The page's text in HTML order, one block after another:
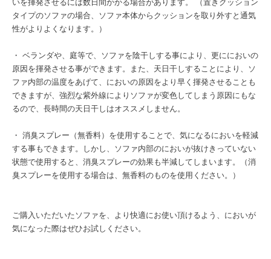
いを揮発させるには数日間かかる場合があります。 （置きクッション
タイプのソファの場合、ソファ本体からクッションを取り外すと通気
性がよりよくなります。）
・ ベランダや、庭等で、ソファを陰干しする事により、更ににおいの
原因を揮発させる事ができます。また、天日干しすることにより、ソ
ファ内部の温度をあげて、においの原因をより早く揮発させることも
できますが、強烈な紫外線によりソファが変色してしまう原因にもな
るので、長時間の天日干しはオススメしません。
・ 消臭スプレー（無香料）を使用することで、気になるにおいを軽減
する事もできます。しかし、ソファ内部のにおいが抜けきっていない
状態で使用すると、消臭スプレーの効果も半減してしまいます。（消
臭スプレーを使用する場合は、無香料のものを使用ください。）
ご購入いただいたソファを、より快適にお使い頂けるよう、においが
気になった際はぜひお試しください。